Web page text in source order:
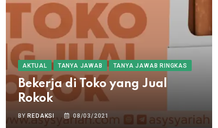
AKTUAL TANYA JAWAB TANYA JAWAB RINGKAS
Bekerja di Toko yang Jual
Rokok
BYREDAKSI 08/03/2021